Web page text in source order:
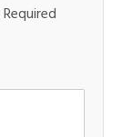
Required